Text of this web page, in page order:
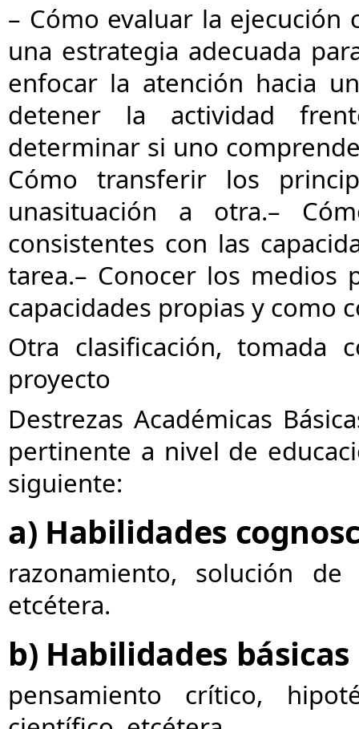
– Cómo evaluar la ejecución
una estrategia adecuada
enfocar la atención hacia
detener la actividad
determinar si uno
Cómo transferir los
unasituación a otra.–
consistentes con las
tarea.– Conocer los medios
capacidades propias y como
Otra clasificación, tomada
proyecto
Destrezas Académicas
pertinente a nivel de
siguiente:
a) Habilidades
razonamiento, solución
etcétera.
b) Habilidades
pensamiento crítico,